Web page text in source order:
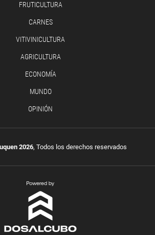
FRUTICULTURA
CARNES
VITIVINICULTURA
AGRICULTURA
ECONOMÍA
MUNDO
OPINIÓN
2026, Todos los derechos reservados